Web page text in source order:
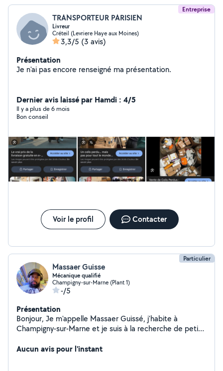
Entreprise
TRANSPORTEUR PARISIEN
Livreur
Créteil (Levriere Haye aux Moines)
3,3/5 (3 avis)
Présentation
Je n'ai pas encore renseigné ma présentation.
Dernier avis laissé par Hamdi : 4/5
Il y a plus de 6 mois
Bon conseil
Voir le profil Contacter
Particulier
Massaer Guisse
Mécanique qualifié
Champigny-sur-Marne (Plant 1)
-/5
Présentation
Bonjour, Je m'appelle Massaer Guissé, j'habite à
Champigny-sur-Marne et je suis à la recherche de petits
sérieux, avec une bonne expérience dans la logistique,
Aucun avis pour l'instant